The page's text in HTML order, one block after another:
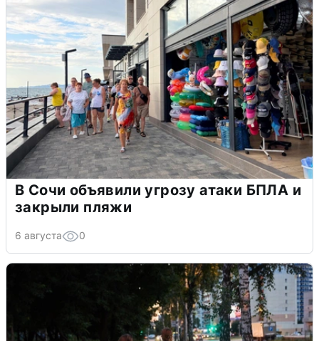
В Сочи объявили угрозу атаки БПЛА и
закрыли пляжи
6 августа 0